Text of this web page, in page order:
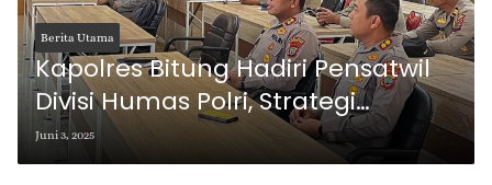
Berita Utama
Kapolres Bitung Hadiri Pensatwil
Divisi Humas Polri, Strategi
Kehumasan Redam Potensi
Konflik
Juni 3, 2025